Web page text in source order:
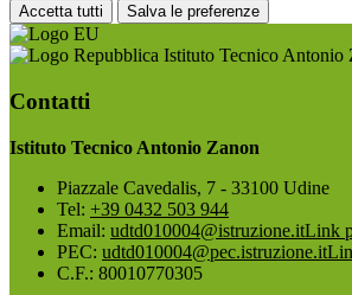
Accetta tutti Salva le preferenze
Istituto Tecnico Antonio
Contatti
Istituto Tecnico Antonio Zanon
Piazzale Cavedalis, 7 - 33100 Udine
Tel: +39 0432 503 944
Email: udtd010004@istruzione.itLink
PEC: udtd010004@pec.istruzione.it
C.F.: 80010770305